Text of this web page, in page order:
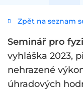
Zpět na seznam
Seminář pro
vyhláška 2023,
nehrazené
úhradových